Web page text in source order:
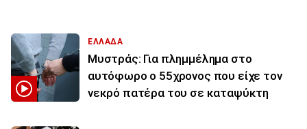
ΕΛΛΑΔΑ
Μυστράς: Για πλημμέλημα στο
αυτόφωρο ο 55χρονος που είχε τον
νεκρό πατέρα του σε καταψύκτη